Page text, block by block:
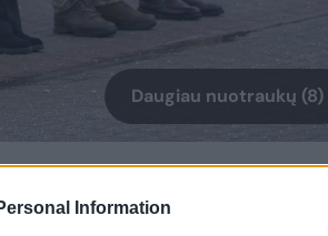
Information
Daugiau nuotraukų (8)
Lietuvos kariuomenės
pastangos leis